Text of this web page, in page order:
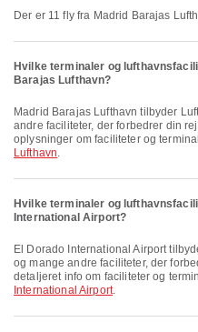
Der er 11 fly fra Madrid Barajas
Hvilke terminaler og
Barajas Lufthavn?
Madrid Barajas Lufthavn tilbyder Lufthavnshotel, Taxa, Kørestol og mange
andre faciliteter, der forbedrer din
oplysninger om faciliteter og
Lufthavn.
Hvilke terminaler og
International Airport?
El Dorado International Airport tilbyder Kørestol, Bederum, Børneværelse
og mange andre faciliteter, der
detaljeret info om faciliteter og
International Airport.